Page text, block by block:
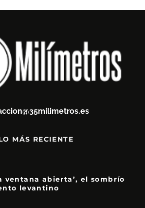
MÁS RECIENTE
ventana abierta’, el sombrío
levantino